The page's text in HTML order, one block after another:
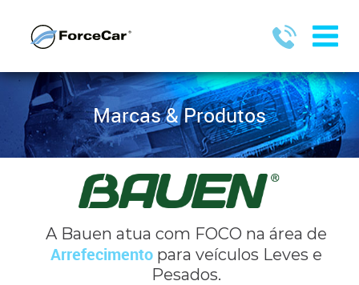
Marcas & Produtos
A Bauen atua com FOCO na área de
Arrefecimento para veículos Leves e
Pesados.